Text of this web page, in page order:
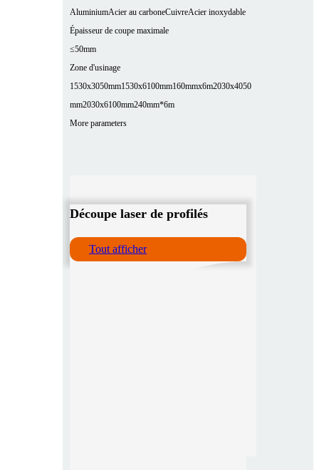
AluminiumAcier au carboneCuivreAcier inoxydable
Épaisseur de coupe maximale
≤50mm
Zone d'usinage
1530x3050mm1530x6100mm160mmx6m2030x4050
mm2030x6100mm240mm*6m
More parameters
Découpe laser de profilés
Tout afficher